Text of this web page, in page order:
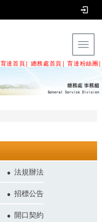
育達首頁| 總務處首頁| 育達粉絲團|
法規辦法
招標公告
開口契約